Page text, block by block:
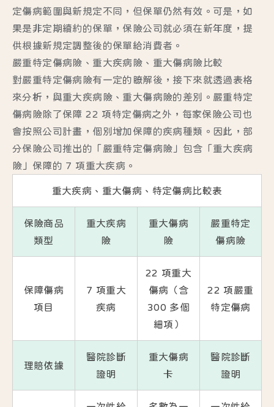
定傷病範圍與新規定不同，但保單仍然有效。可是，如
果是非定期續約的保單，保險公司就必須在新年度，提
供根據新規定調整後的保單給消費者。
嚴重特定傷病險、重大疾病險、重大傷病險比較
對嚴重特定傷病險有一定的瞭解後，接下來就透過表格
來分析，與重大疾病險、重大傷病險的差別。嚴重特定
傷病險除了保障 22 項特定傷病之外，每家保險公司也
會按照公司計畫，個別增加保障的疾病種類。因此，部
分保險公司推出的「嚴重特定傷病險」包含「重大疾病
險」保障的 7 項重大疾病。
重大疾病、重大傷病、特定傷病比較表
保險商品
類型
重大疾病
險
重大傷病
險
嚴重特定
傷病險
保障傷病
項目
7 項重大
疾病
22 項重大
傷病 （含
300 多個
細項）
22 項嚴重
特定傷病
理賠依據
醫院診斷
證明
重大傷病
卡
醫院診斷
證明